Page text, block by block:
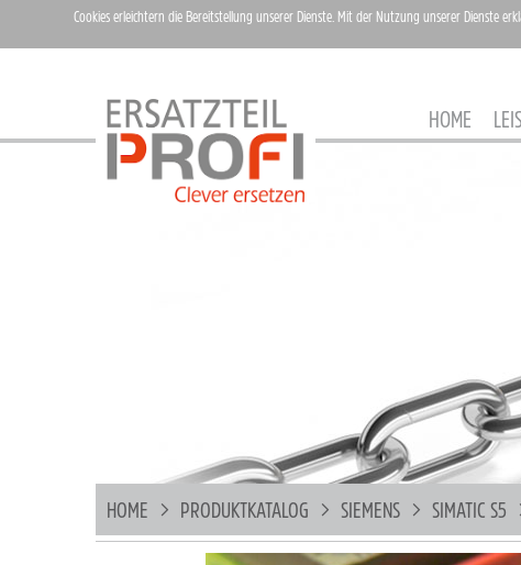
HOME
HOME PRODUKTKATALOG SIEMENS SIMATIC S5
Cookies erleichtern die Bereitstellung unserer Dienste. Mit der Nutzung unserer Dienste